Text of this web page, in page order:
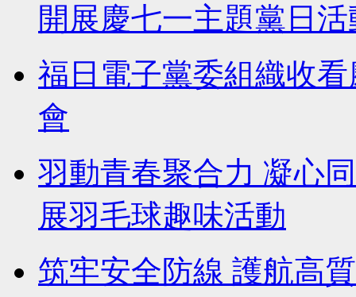
開展慶七一主題黨日活
福日電子黨委組織收
會
羽動青春聚合力 凝心
展羽毛球趣味活動
筑牢安全防線 護航高